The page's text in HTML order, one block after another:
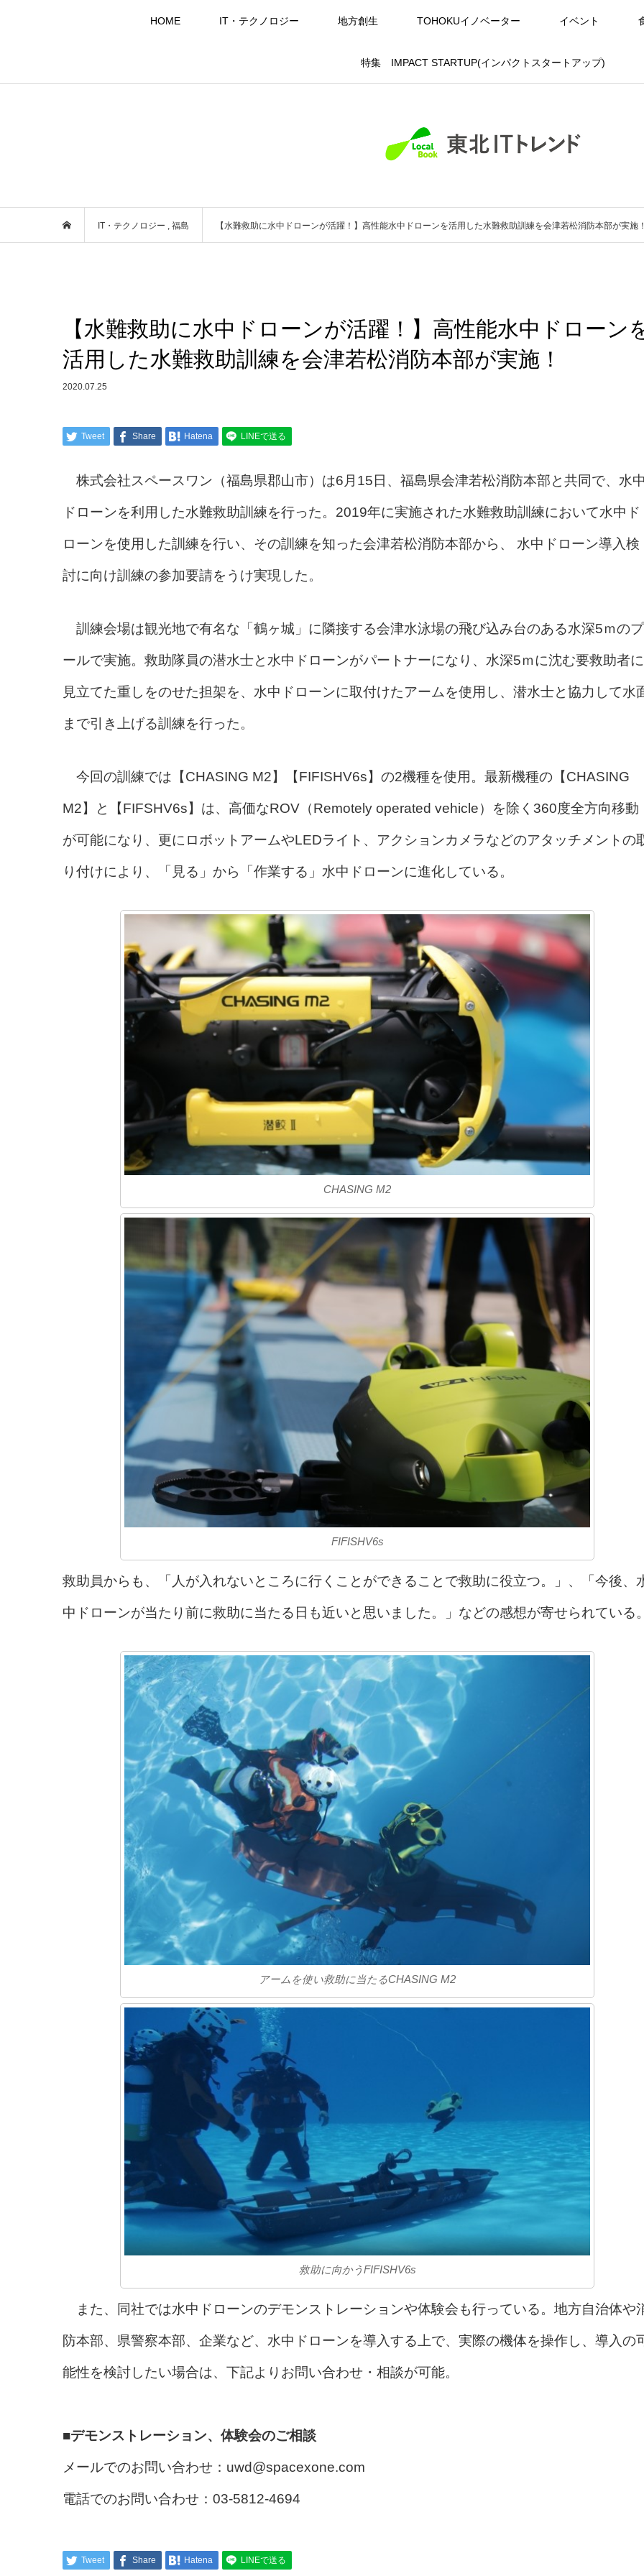
HOME IT・テクノロジー 地方創生 TOHOKUイノベーター イベント
特集 IMPACT STARTUP(インパクトスタートアップ)
IT・テクノロジー 福島 【水難救助に水中ドローンが活躍！】高性能水中ドローンを活用した水難救助訓練を会津若松消防本部が実施
【水難救助に水中ドローンが活躍！】高性能水中ドローン
活用した水難救助訓練を会津若松消防本部が実施！
2020.07.25
Tweet Share Hatena LINEで送る
株式会社スペースワン（福島県郡山市）は6月15日、福島県会津若松消防本部と共同で、水
ドローンを利用した水難救助訓練を行った。2019年に実施された水難救助訓練において水中ド
ローンを使用した訓練を行い、その訓練を知った会津若松消防本部から、 水中ドローン導入検
討に向け訓練の参加要請をうけ実現した。
訓練会場は観光地で有名な「鶴ヶ城」に隣接する会津水泳場の飛び込み台のある水深5ｍのプ
ールで実施。救助隊員の潜水士と水中ドローンがパートナーになり、水深5ｍに沈む要救助者に
見立てた重しをのせた担架を、水中ドローンに取付けたアームを使用し、潜水士と協力して水
まで引き上げる訓練を行った。
今回の訓練では【CHASING M2】【FIFISHV6s】の2機種を使用。最新機種の【CHASING
M2】と【FIFSHV6s】は、高価なROV（Remotely operated vehicle）を除く360度全方向移動
が可能になり、更にロボットアームやLEDライト、アクションカメラなどのアタッチメントの
り付けにより、「見る」から「作業する」水中ドローンに進化している。
CHASING M2
FIFISHV6s
救助員からも、「人が入れないところに行くことができることで救助に役立つ。」、「今後、
中ドローンが当たり前に救助に当たる日も近いと思いました。」などの感想が寄せられている
アームを使い救助に当たるCHASING M2
救助に向かうFIFISHV6s
また、同社では水中ドローンのデモンストレーションや体験会も行っている。地方自治体や
防本部、県警察本部、企業など、水中ドローンを導入する上で、実際の機体を操作し、導入の
能性を検討したい場合は、下記よりお問い合わせ・相談が可能。
■デモンストレーション、体験会のご相談
メールでのお問い合わせ：uwd@spacexone.com
電話でのお問い合わせ：03-5812-4694
Tweet Share Hatena LINEで送る